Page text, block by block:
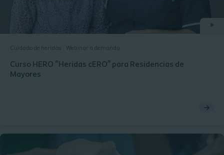
Cuidado de heridas Webinar a demanda
Curso HERO "Heridas cERO” para Residencias de
Mayores